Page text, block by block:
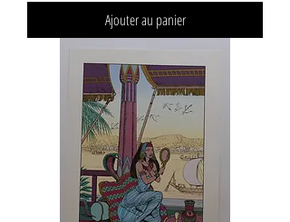
Ajouter au panier